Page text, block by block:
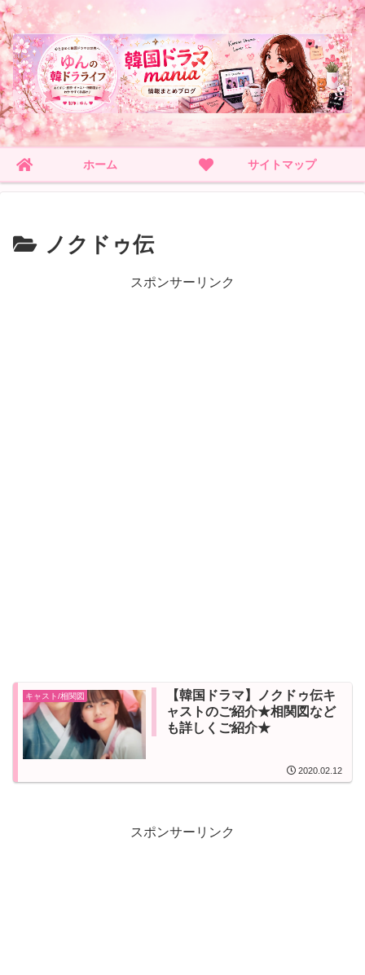
ホーム サイトマップ
ノクドゥ伝
スポンサーリンク
キャスト/相関図
【韓国ドラマ】ノクドゥ伝キ
ャストのご紹介★相関図など
も詳しくご紹介★
2020.02.12
スポンサーリンク